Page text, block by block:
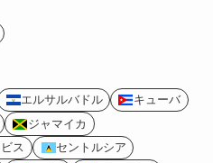
エルサルバドル
キューバ
ジャマイカ
ス
セントルシア